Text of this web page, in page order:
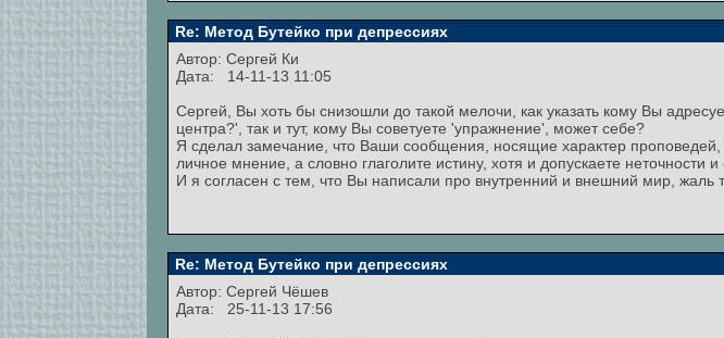
Re: Метод Бутейко при депрессиях
Автор: Сергей Ки
Дата: 14-11-13 11:05
Сергей, Вы хоть бы снизошли до такой мелочи, как указать кому Вы
центра?', так и тут, кому Вы советуете 'упражнение', может себе?
Я сделал замечание, что Ваши сообщения, носящие характер проповедей,
личное мнение, а словно глаголите истину, хотя и допускаете неточности
И я согласен с тем, что Вы написали про внутренний и внешний мир, жаль
Re: Метод Бутейко при депрессиях
Автор: Сергей Чёшев
Дата: 25-11-13 17:56